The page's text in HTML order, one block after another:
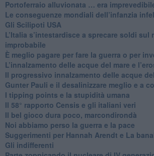
​Portoferraio alluvionata … era
Le conseguenze mondiali dell’infanzia
​Gli Scilipoti USA
L’Italia s’intestardisce a sprecare soldi sul
improbabile
È meglio pagare per fare la guerra o per
​L’innalzamento delle acque del mare e
​Il progressivo innalzamento delle acque
​Gunter Pauli e il desalinizzare meglio e a
I tipping points e la stupidità umana
​Il 58° rapporto Censis e gli italiani veri
​Il bel gioco dura poco, marcondirondà
Noi abbiamo perso la guerra e la pace
Suggerimenti per Hannah Arendt e La
​Gli indifferenti